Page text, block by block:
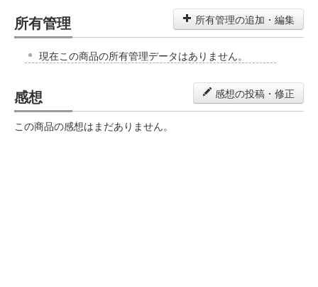
所有管理 所有管理の追加・編集
現在この商品の所有管理データはありません。
感想 感想の投稿・修正
この商品の感想はまだありません。